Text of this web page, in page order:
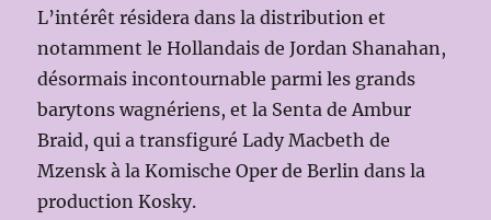
L’intérêt résidera dans la distribution et
notamment le Hollandais de Jordan Shanahan,
désormais incontournable parmi les grands
barytons wagnériens, et la Senta de Ambur
Braid, qui a transfiguré Lady Macbeth de
Mzensk à la Komische Oper de Berlin dans la
production Kosky.